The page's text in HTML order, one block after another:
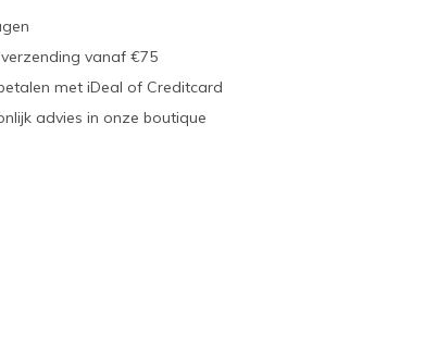
vanaf €75
met iDeal of Creditcard
advies in onze boutique